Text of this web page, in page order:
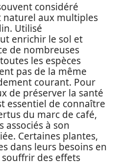
considéré
aux multiples
Utilisé
enrichir le sol et
de nombreuses
les espèces
pas de la même
courant. Pour
de préserver la santé
essentiel de connaître
du marc de café,
associés à son
Certaines plantes,
dans leurs besoins en
des effets